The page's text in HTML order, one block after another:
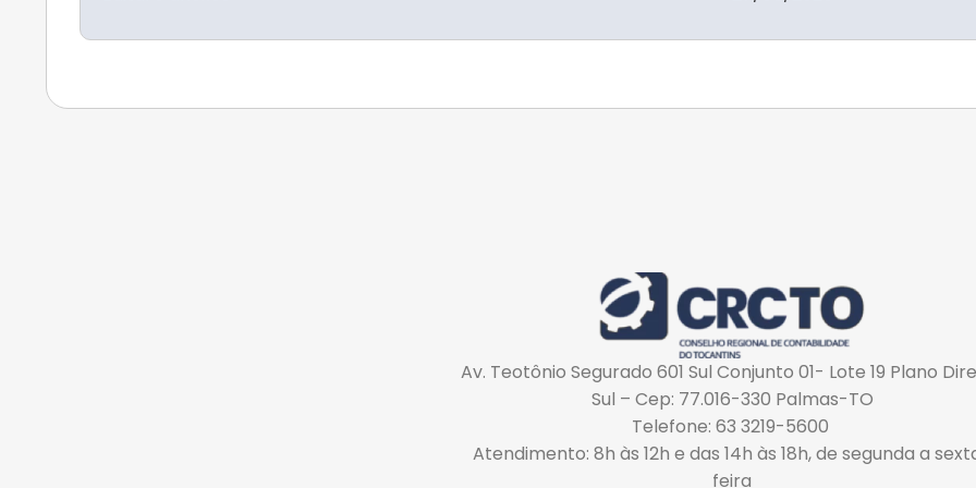
Av. Teotônio Segurado 601 Sul Conjunto 01- Lote 19 Plano
Sul – Cep: 77.016-330 Palmas-TO
Telefone: 63 3219-5600
Atendimento: 8h às 12h e das 14h às 18h, de segunda a
feira